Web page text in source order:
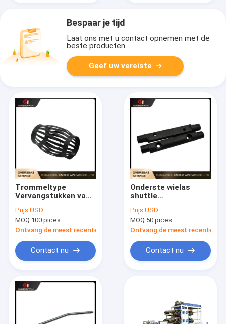
Bespaar je tijd
Laat ons met u contact opnemen met de
beste producten.
Geef uw vereiste
Trommeltype
Vervangstukken van
Magnetische
Windende Machine
Prijs:USD
MOQ:100 pices
Ontvang de meest recente Prijs
Contact nu
Onderste wielas
shuttle
voor cirkelvormig
weefgetouw
Prijs:USD
MOQ:50 pices
Ontvang de meest recente
Contact nu